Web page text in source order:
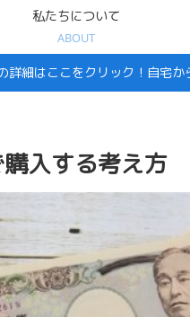
私たちについて
ABOUT
詳細はここをクリック！自宅
入する考え方